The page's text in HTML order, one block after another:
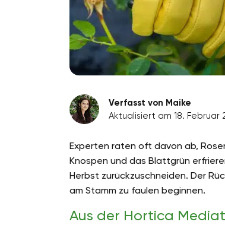
Verfasst von Maike
Aktualisiert am 18. Februar
Experten raten oft davon ab,
Knospen und das Blattgrün
Herbst zurückzuschneiden. Der
am Stamm zu faulen beginnen.
Aus der Hortica